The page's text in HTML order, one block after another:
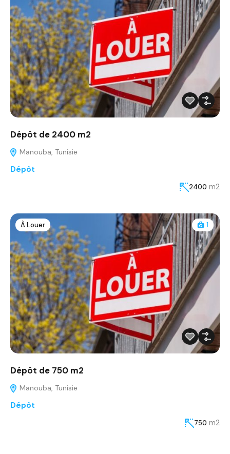
Dépôt de 2400 m2
Manouba, Tunisie
Dépôt
2400 m2
À Louer 1
Dépôt de 750 m2
Manouba, Tunisie
Dépôt
750 m2